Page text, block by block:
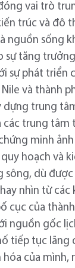
vai trò
​​trúc và đô
nguồn sống
sự tăng
sự phát triển
và thành
dựng trung
các trung
minh
hoạch và
sông, dù
nhìn từ các
cục của
nguồn gốc
tiếp tục lãng
hóa của mình,